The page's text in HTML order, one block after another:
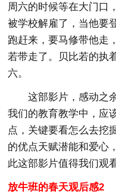
周六的时候等在大门口
被学校解雇了，当他要
跑赶来，要马修带他走
若带走了。贝比若的执
六。
这部影片，感动之
我们的教育教学中，应
点，关键要看怎么去挖
的优点天赋潜能和爱心
此这部影片值得我们观看
放牛班的春天观后感2